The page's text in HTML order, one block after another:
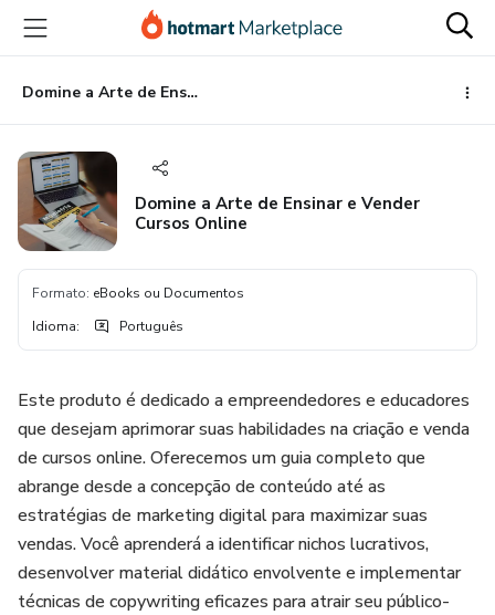
para
conteúdo
principal
para
pagamento
para
rodapé
Domine a Arte de Ensinar e Vender Cursos Online
Domine a Arte de Ensinar e Vender
Cursos Online
Formato: eBooks ou Documentos
Idioma: Português
Este produto é dedicado a empreendedores e educadores
que desejam aprimorar suas habilidades na criação e venda
de cursos online. Oferecemos um guia completo que
abrange desde a concepção de conteúdo até as
estratégias de marketing digital para maximizar suas
vendas. Você aprenderá a identificar nichos lucrativos,
desenvolver material didático envolvente e implementar
técnicas de copywriting eficazes para atrair seu público-